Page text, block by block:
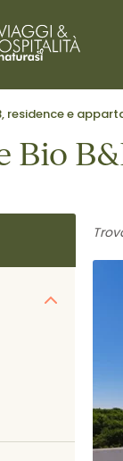
residence e
Bio